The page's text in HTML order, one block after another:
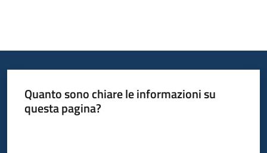
Quanto sono chiare le informazioni su
questa pagina?